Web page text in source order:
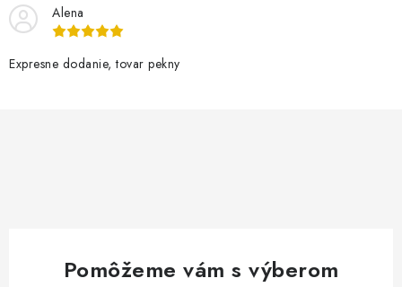
Alena
Expresne dodanie, tovar pekny
Pomôžeme vám s výberom